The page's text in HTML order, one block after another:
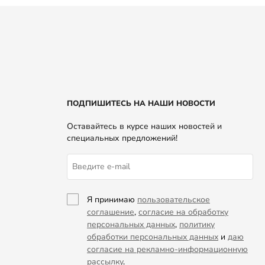
ПОДПИШИТЕСЬ НА НАШИ НОВОСТИ
Оставайтесь в курсе наших новостей и
специальных предложений!
Я принимаю пользовательское
соглашение, согласие на обработку
персональных данных, политику
обработки персональных данных и даю
согласие на рекламно-информационную
рассылку.